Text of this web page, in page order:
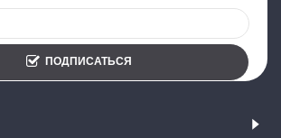
ПОДПИСАТЬСЯ